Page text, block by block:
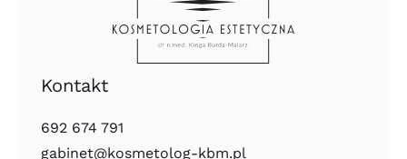
Kontakt
692 674 791
gabinet@kosmetolog-kbm.pl